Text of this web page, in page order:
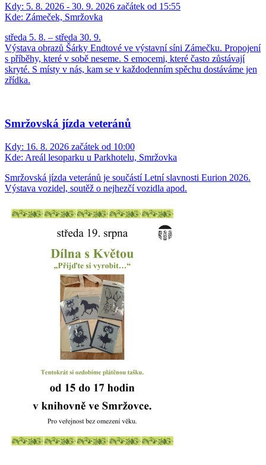
Kdy: 5. 8. 2026 - 30. 9. 2026 začátek od 15:55
Kde: Zámeček, Smržovka
středa 5. 8. – středa 30. 9.
Výstava obrazů Šárky Endtové ve výstavní síni Zámečku. Propojení
s příběhy, které v sobě neseme. S emocemi, které často zůstávají
skryté. S místy v nás, kam se v každodenním spěchu dostáváme jen
zřídka.
Smržovská jízda veteránů
Kdy: 16. 8. 2026 začátek od 10:00
Kde: Areál lesoparku u Parkhotelu, Smržovka
Smržovská jízda veteránů je součástí Letní slavnosti Eurion 2026.
Výstava vozidel, soutěž o nejhezčí vozidla apod.